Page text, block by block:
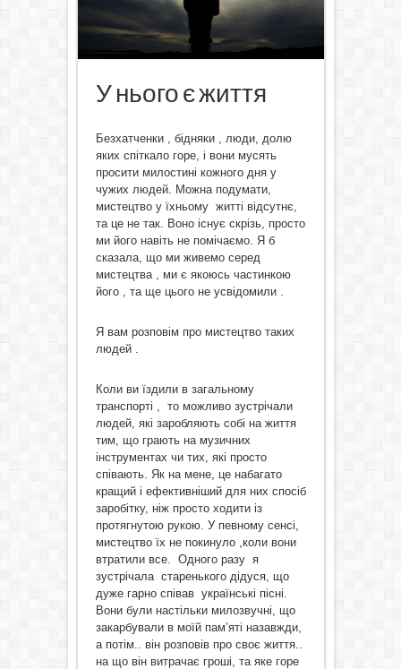
У нього є життя
Безхатченки , бідняки , люди, долю
яких спіткало горе, і вони мусять
просити милостині кожного дня у
чужих людей. Можна подумати,
мистецтво у їхньому житті відсутнє,
та це не так. Воно існує скрізь, просто
ми його навіть не помічаємо. Я б
сказала, що ми живемо серед
мистецтва , ми є якоюсь частинкою
його , та ще цього не усвідомили .
Я вам розповім про мистецтво таких
людей .
Коли ви їздили в загальному
транспорті , то можливо зустрічали
людей, які заробляють собі на життя
тим, що грають на музичних
інструментах чи тих, які просто
співають. Як на мене, це набагато
кращий і ефективніший для них спосіб
заробітку, ніж просто ходити із
протягнутою рукою. У певному сенсі,
мистецтво їх не покинуло ,коли вони
втратили все. Одного разу я
зустрічала старенького дідуся, що
дуже гарно співав українські пісні.
Вони були настільки милозвучні, що
закарбували в моїй пам’яті назавжди,
а потім.. він розповів про своє життя..
на що він витрачає гроші, та яке горе